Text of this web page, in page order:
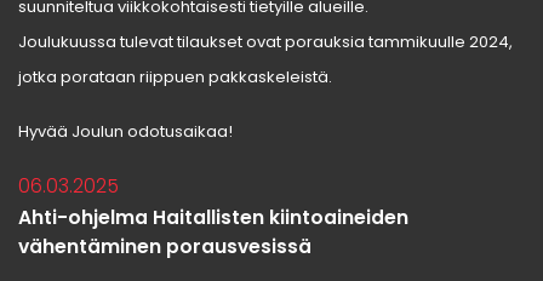
suunniteltua viikkokohtaisesti tietyille alueille.
Joulukuussa tulevat tilaukset ovat porauksia tammikuulle 2024,
jotka porataan riippuen pakkaskeleistä.
Hyvää Joulun odotusaikaa!
06.03.2025
Ahti-ohjelma Haitallisten kiintoaineiden
vähentäminen porausvesissä